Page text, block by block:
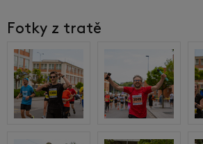
Fotky z tratě